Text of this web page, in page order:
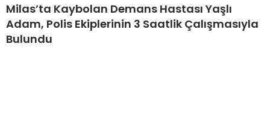
Milas’ta Kaybolan Demans Hastası Yaşlı
Adam, Polis Ekiplerinin 3 Saatlik Çalışmasıyla
Bulundu